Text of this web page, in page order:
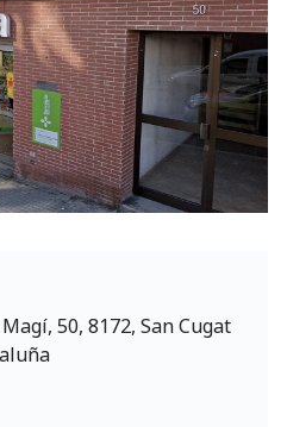
50, 8172, San Cugat